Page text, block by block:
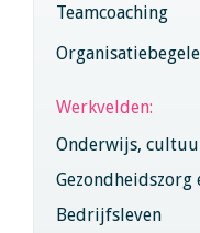
Teamcoaching
Werkvelden:
Onderwijs,
Gezondheidszorg
Bedrijfsleven